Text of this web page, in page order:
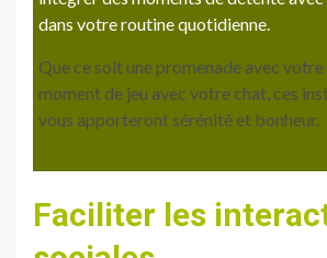
dans votre routine quotidienne.
Que ce soit une promenade avec votre
moment de jeu avec votre chat, ces
vous apporteront sérénité et bonheur.
Faciliter les